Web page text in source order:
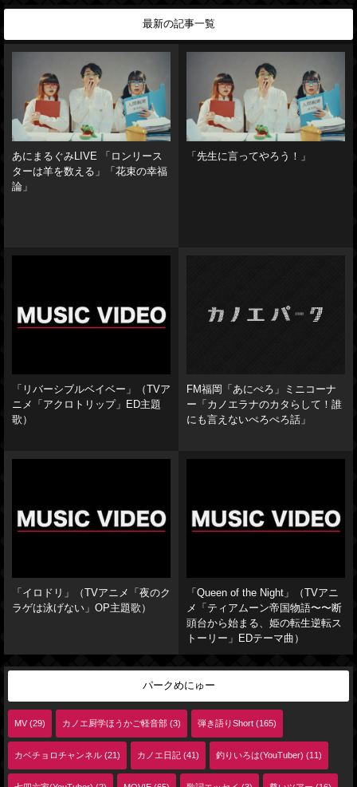
最新の記事一覧
あにまるぐみLIVE 「ロンリース
ターは羊を数える」「花束の幸福
論」
「先生に言ってやろう！」
「リバーシブルベイベー」（TVア
ニメ「アクロトリップ」ED主題
歌）
FM福岡「あにぺろ」ミニコーナ
ー「カノエラナのカタらして！誰
にも言えないぺろぺろ話」
「イロドリ」（TVアニメ「夜のク
ラゲは泳げない」OP主題歌）
「Queen of the Night」（TVアニ
メ「ティアムーン帝国物語〜〜断
頭台から始まる、姫の転生逆転ス
トーリー」EDテーマ曲）
パークめにゅー
MV (29) カノエ厨学ほうかご軽音部 (3) 弾き語りShort (165)
カベチョロチャンネル (21) カノエ日記 (41) 釣りいろは(YouTuber) (11)